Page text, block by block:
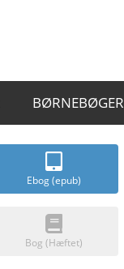
BØRNEBØGER
Ebog (epub)
Bog (Hæftet)